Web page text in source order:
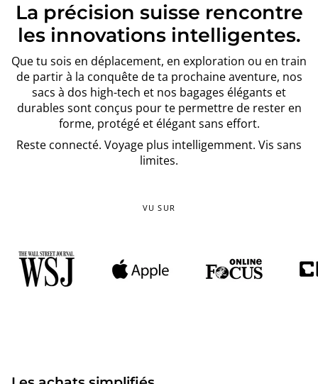
La précision suisse rencontre
les innovations intelligentes.
Que tu sois en déplacement, en exploration ou en train
de partir à la conquête de ta prochaine aventure, nos
sacs à dos high-tech et nos bagages élégants et
durables sont conçus pour te permettre de rester en
forme, protégé et élégant sans effort.
Reste connecté. Voyage plus intelligemment. Vis sans
limites.
VU SUR